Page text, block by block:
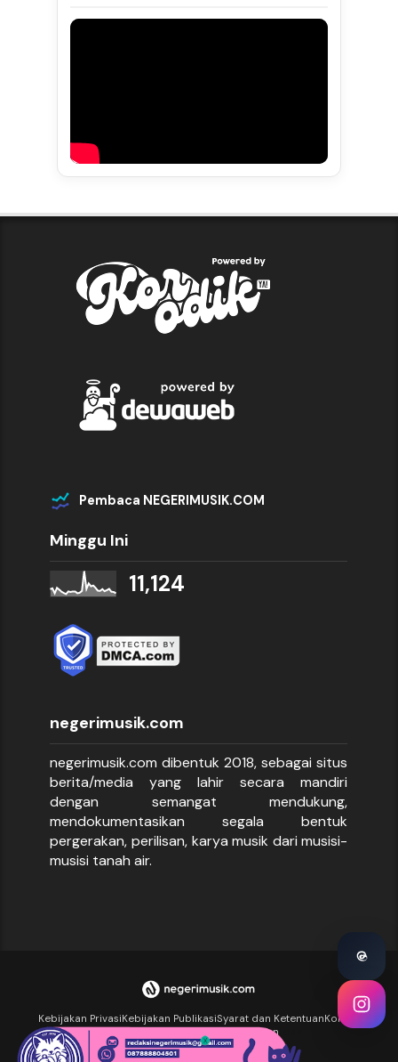
Pembaca NEGERIMUSIK.COM
Minggu Ini
11,124
negerimusik.com
negerimusik.com dibentuk 2018, sebagai situs
berita/media yang lahir secara mandiri
dengan semangat mendukung,
mendokumentasikan segala bentuk
pergerakan, perilisan, karya musik dari musisi-
musisi tanah air.
Kebijakan PrivasiKebijakan PublikasiSyarat dan KetentuanKontak
Halaman Dukungan
Kirim Tulisan IklanIklan
Iklan